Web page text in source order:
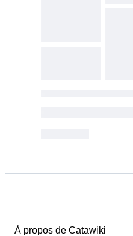
À propos de Catawiki